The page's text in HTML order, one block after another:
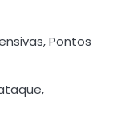
Pontos